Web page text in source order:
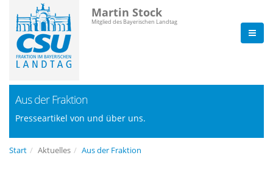
Martin Stock
Mitglied des Bayerischen Landtag
Aus der Fraktion
Presseartikel von und über uns.
Start Aktuelles Aus der Fraktion